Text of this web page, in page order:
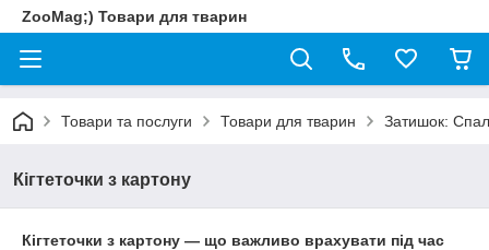
ZooMag;) Товари для тварин
Товари та послуги Товари для тварин Затишок:
Кігтеточки з картону
Кігтеточки з картону — що важливо врахувати під час